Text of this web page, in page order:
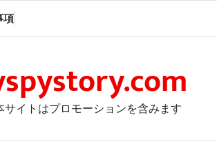
項
サイトはプロモーションを含みます